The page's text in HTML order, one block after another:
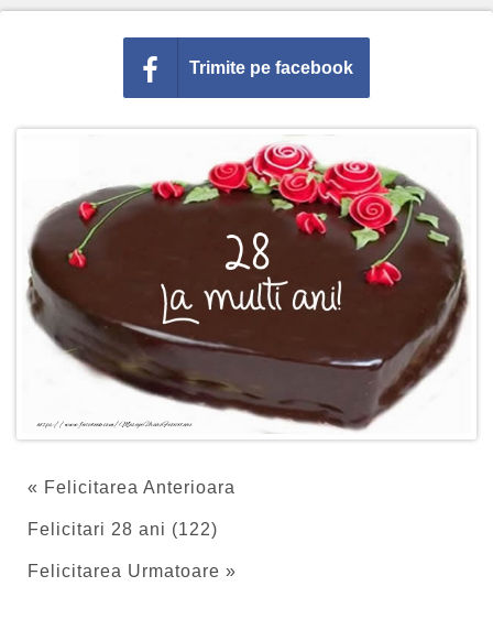
Trimite pe facebook
« Felicitarea Anterioara
Felicitari 28 ani (122)
Felicitarea Urmatoare »